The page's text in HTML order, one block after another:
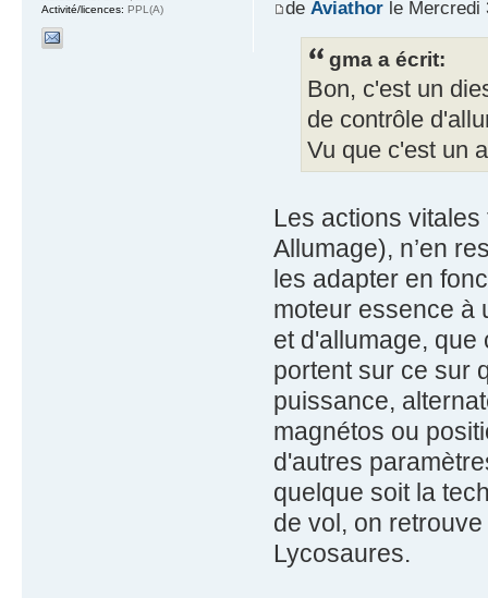
de Aviathorle Mercredi
gma a écrit:
Bon, c'est un
de contrôle
Vu que c'est un
Les actions
Allumage), n’en
les adapter en
moteur essence à
et d'allumage,
portent sur ce sur
puissance,
magnétos ou
d'autres
quelque soit la
de vol, on
Lycosaures.
Activité/licences: PPL(A)